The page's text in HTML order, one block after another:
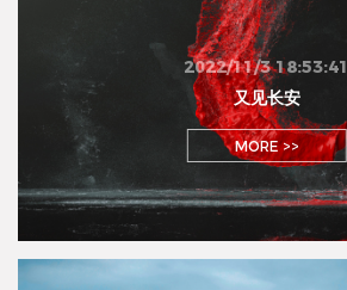
2022/11/3 18:53:41
又见长安
MORE >>